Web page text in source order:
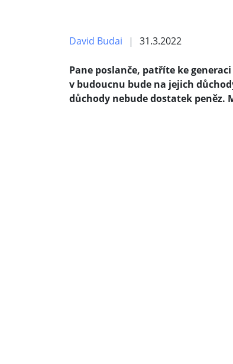
David Budai 31.3.2022
Pane poslanče, patříte ke
v budoucnu bude na jejich
důchody nebude dostatek peněz.